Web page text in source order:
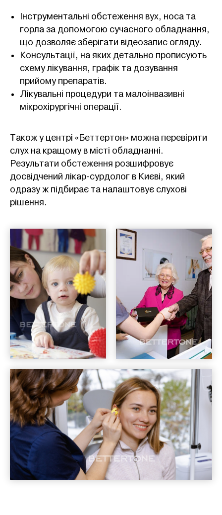
Інструментальні обстеження вух, носа та
горла за допомогою сучасного обладнання,
що дозволяє зберігати відеозапис огляду.
Консультації, на яких детально прописують
схему лікування, графік та дозування
прийому препаратів.
Лікувальні процедури та малоінвазивні
мікрохірургічні операції.
Також у центрі «Беттертон» можна перевірити
слух на кращому в місті обладнанні.
Результати обстеження розшифровує
досвідчений лікар-сурдолог в Києві, який
одразу ж підбирає та налаштовує слухові
рішення.